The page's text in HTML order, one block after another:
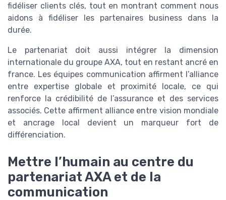
fidéliser clients clés, tout en montrant comment nous
aidons à fidéliser les partenaires business dans la
durée.
Le partenariat doit aussi intégrer la dimension
internationale du groupe AXA, tout en restant ancré en
france. Les équipes communication affirment l’alliance
entre expertise globale et proximité locale, ce qui
renforce la crédibilité de l’assurance et des services
associés. Cette affirment alliance entre vision mondiale
et ancrage local devient un marqueur fort de
différenciation.
Mettre l’humain au centre du
partenariat AXA et de la
communication